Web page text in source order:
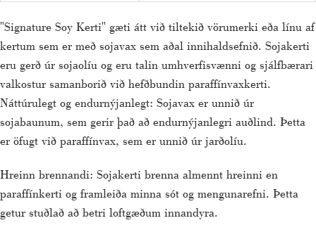
"Signature Soy Kerti" gæti átt við tiltekið vörumerki eða línu af
kertum sem er með sojavax sem aðal innihaldsefnið. Sojakerti
eru gerð úr sojaolíu og eru talin umhverfisvænni og sjálfbærari
valkostur samanborið við hefðbundin paraffínvaxkerti.
Náttúrulegt og endurnýjanlegt: Sojavax er unnið úr
sojabaunum, sem gerir það að endurnýjanlegri auðlind. Þetta
er öfugt við paraffínvax, sem er unnið úr jarðolíu.
Hreinn brennandi: Sojakerti brenna almennt hreinni en
paraffínkerti og framleiða minna sót og mengunarefni. Þetta
getur stuðlað að betri loftgæðum innandyra.